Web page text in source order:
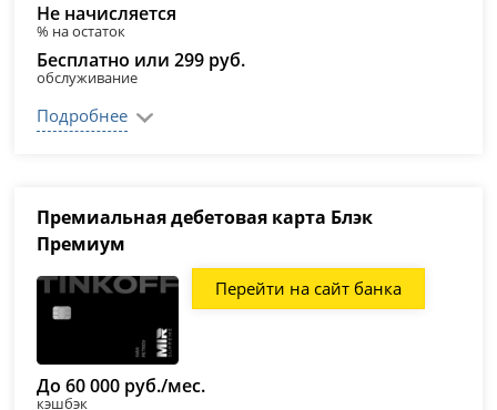
Не начисляется
% на остаток
Бесплатно или 299 руб.
обслуживание
Подробнее
Премиальная дебетовая карта Блэк
Премиум
Перейти на сайт банка
До 60 000 руб./мес.
кэшбэк